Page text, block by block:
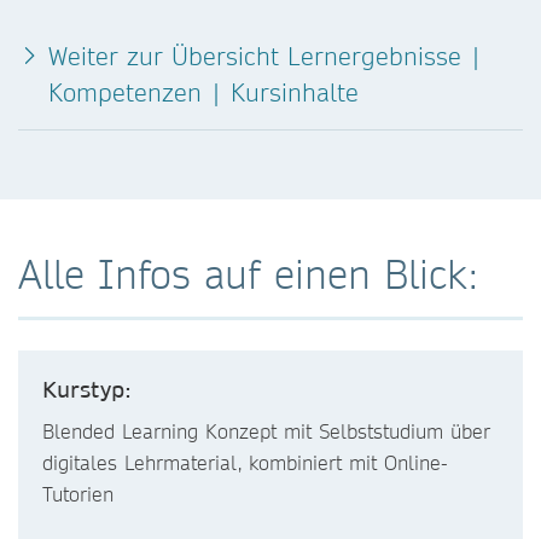
Weiter zur Übersicht Lernergebnisse |
Kompetenzen | Kursinhalte
Alle Infos auf einen Blick:
Kurstyp:
Blended Learning Konzept mit Selbststudium über
digitales Lehrmaterial, kombiniert mit Online-
Tutorien